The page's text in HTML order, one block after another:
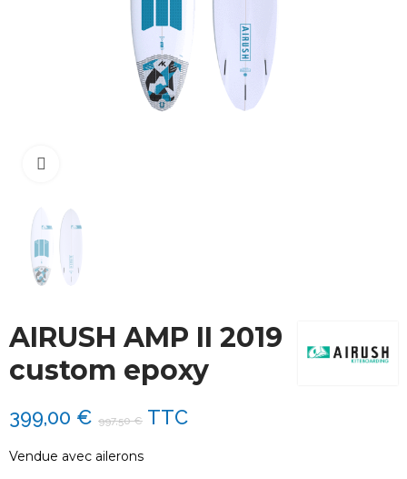
AIRUSH AMP II 2019
custom epoxy
399,00 € 997,50 € TTC
Vendue avec ailerons
Combinaison pour plus de choix, ou jetez un
Promotions Occasions
cherchez une bonne affaire !